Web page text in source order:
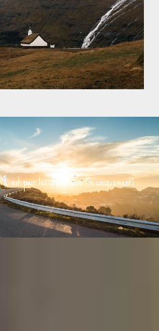
est pour les utilisateurs Pro uniquement)